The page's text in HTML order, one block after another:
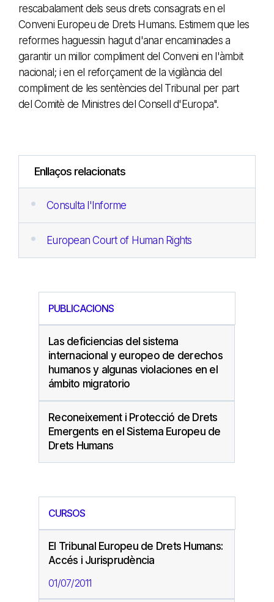
rescabalament dels seus drets consagrats en el
Conveni Europeu de Drets Humans. Estimem que les
reformes haguessin hagut d'anar encaminades a
garantir un millor compliment del Conveni en l'àmbit
nacional; i en el reforçament de la vigilància del
compliment de les sentències del Tribunal per part
del Comitè de Ministres del Consell d'Europa".
Enllaços relacionats
Consulta l'Informe
European Court of Human Rights
PUBLICACIONS
Las deficiencias del sistema
internacional y europeo de derechos
humanos y algunas violaciones en el
ámbito migratorio
Reconeixement i Protecció de Drets
Emergents en el Sistema Europeu de
Drets Humans
CURSOS
El Tribunal Europeu de Drets Humans:
Accés i Jurisprudència
01/07/2011